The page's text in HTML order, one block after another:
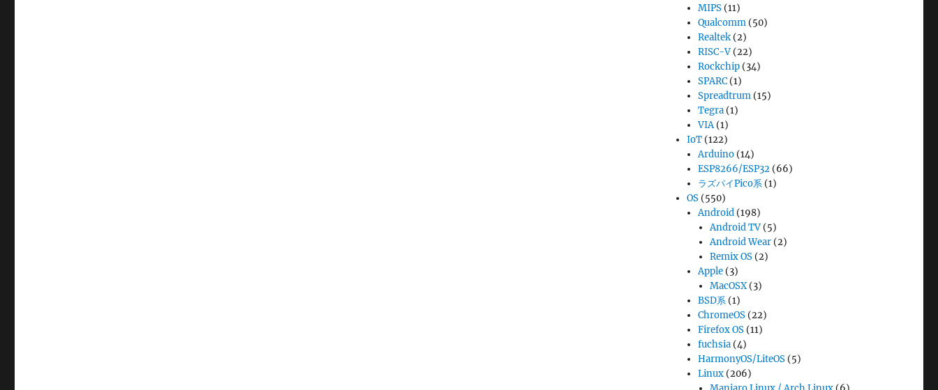
MIPS (11)
Qualcomm (50)
Realtek (2)
RISC-V (22)
Rockchip (34)
SPARC (1)
Spreadtrum (15)
Tegra (1)
VIA(1)
IoT (122)
Arduino (14)
ESP8266/ESP32 (66)
ラズパイPico系 (1)
OS (550)
Android (198)
Android TV(5)
Android Wear(2)
Remix OS(2)
Apple (3)
MacOSX(3)
BSD系 (1)
ChromeOS (22)
Firefox OS (11)
fuchsia (4)
HarmonyOS/LiteOS (5)
Linux (206)